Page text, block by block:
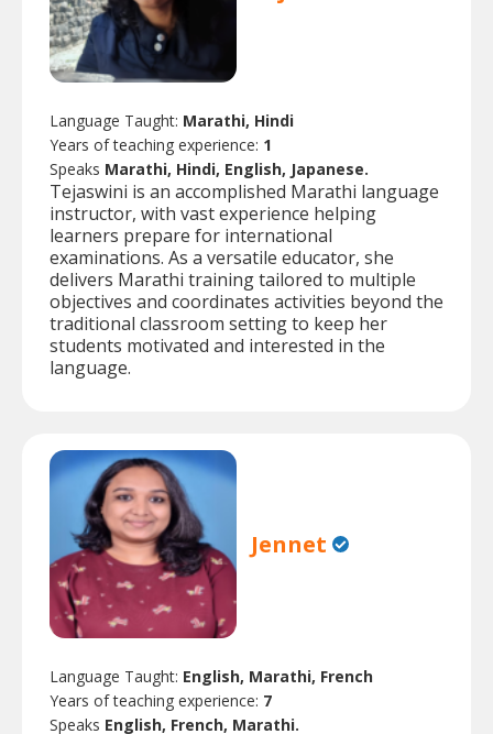
Language Taught: Marathi, Hindi
Years of teaching experience: 1
Speaks Marathi, Hindi, English, Japanese.
Tejaswini is an accomplished Marathi language
instructor, with vast experience helping
learners prepare for international
examinations. As a versatile educator, she
delivers Marathi training tailored to multiple
objectives and coordinates activities beyond the
traditional classroom setting to keep her
students motivated and interested in the
language.
Jennet
Language Taught: English, Marathi, French
Years of teaching experience: 7
Speaks English, French, Marathi.